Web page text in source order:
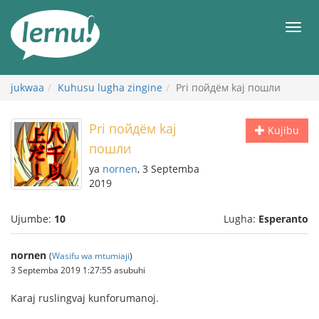
maudhui
jukwaa Kuhusu lugha zingine Pri пойдём kaj пошли
Kujibu
Pri пойдём kaj
пошли
ya nornen, 3 Septemba
2019
Ujumbe: 10 Lugha: Esperanto
nornen (Wasifu wa mtumiaji)
3 Septemba 2019 1:27:55 asubuhi
Karaj ruslingvaj kunforumanoj.